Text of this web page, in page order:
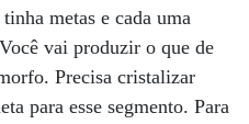
metas e cada uma
vai produzir o que de
Precisa cristalizar
para esse segmento. Para